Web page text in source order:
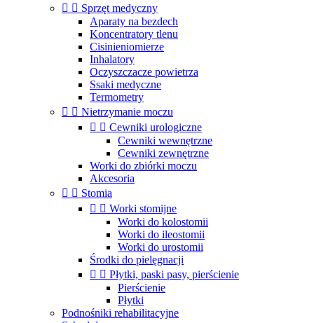
  Sprzęt medyczny
Aparaty na bezdech
Koncentratory tlenu
Cisinieniomierze
Inhalatory
Oczyszczacze powietrza
Ssaki medyczne
Termometry
  Nietrzymanie moczu
  Cewniki urologiczne
Cewniki wewnętrzne
Cewniki zewnętrzne
Worki do zbiórki moczu
Akcesoria
  Stomia
  Worki stomijne
Worki do kolostomii
Worki do ileostomii
Worki do urostomii
Środki do pielęgnacji
  Płytki, paski pasy, pierścienie
Pierścienie
Płytki
Podnośniki rehabilitacyjne